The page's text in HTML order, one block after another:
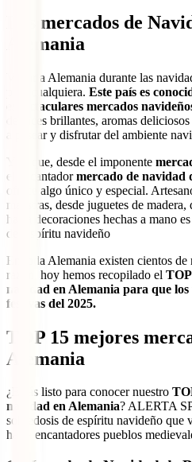
Los mercados de
Alemania
Viajar a Alemania durante las
para cualquiera. Este país es
espectaculares mercados
de luces brillantes, aromas
a pasear y disfrutar del ambiente
Y es que, desde el imponente
el encantadormercado de
ofrece algo único y especial.
maestras, desde juguetes de madera,
hasta decoraciones hechas a mano
del espíritu navideño
En toda Alemania existen cientos de
razón, hoy hemos recopilado el TOP
navidad en Alemania para que los
festivas del 2025.
TOP 15 mejores
Alemania
¿Estás listo para conocer nuestro
navidad en Alemania? ALERTA
sobredosis de espíritu navideño que
hasta encantadores pueblos